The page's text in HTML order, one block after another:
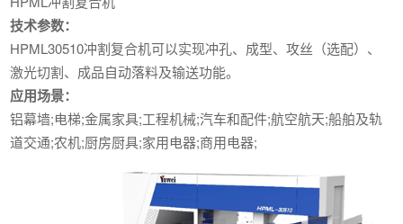
技术参数：
HPML30510冲割复合机可以实现冲孔、成型、攻丝（选配）、
激光切割、成品自动落料及输送功能。
应用场景：
铝幕墙;电梯;金属家具;工程机械;汽车和配件;航空航天;船舶及轨
道交通;农机;厨房厨具;家用电器;商用电器;